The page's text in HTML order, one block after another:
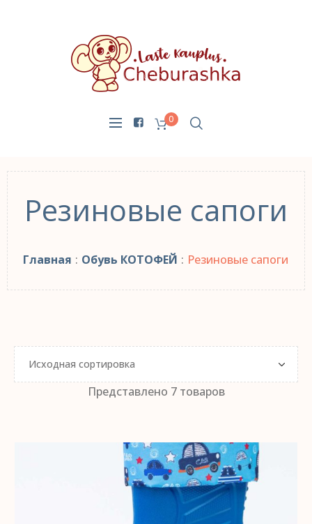
0
Резиновые сапоги
Главная : Обувь КОТОФЕЙ : Резиновые сапоги
Представлено 7 товаров